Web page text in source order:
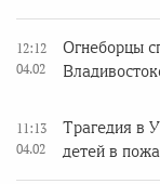
12:12
04.02
Огнеборцы
11:13
04.02
Трагедия в
детей в